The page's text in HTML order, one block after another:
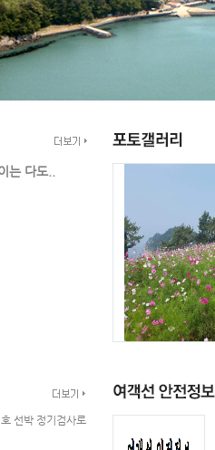
는 다도..
선박 정기검사로